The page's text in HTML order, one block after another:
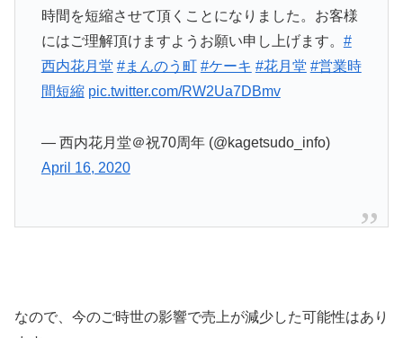
時間を短縮させて頂くことになりました。お客様
にはご理解頂けますようお願い申し上げます。 #
西内花月堂 #まんのう町 #ケーキ #花月堂 #営業時
間短縮 pic.twitter.com/RW2Ua7DBmv
— 西内花月堂＠祝70周年 (@kagetsudo_info)
April 16, 2020
なので、今のご時世の影響で売上が減少した可能性はあり